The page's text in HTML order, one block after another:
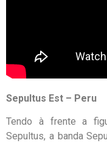
Sepultus Est – Peru
Tendo à frente a
Sepultus, a banda